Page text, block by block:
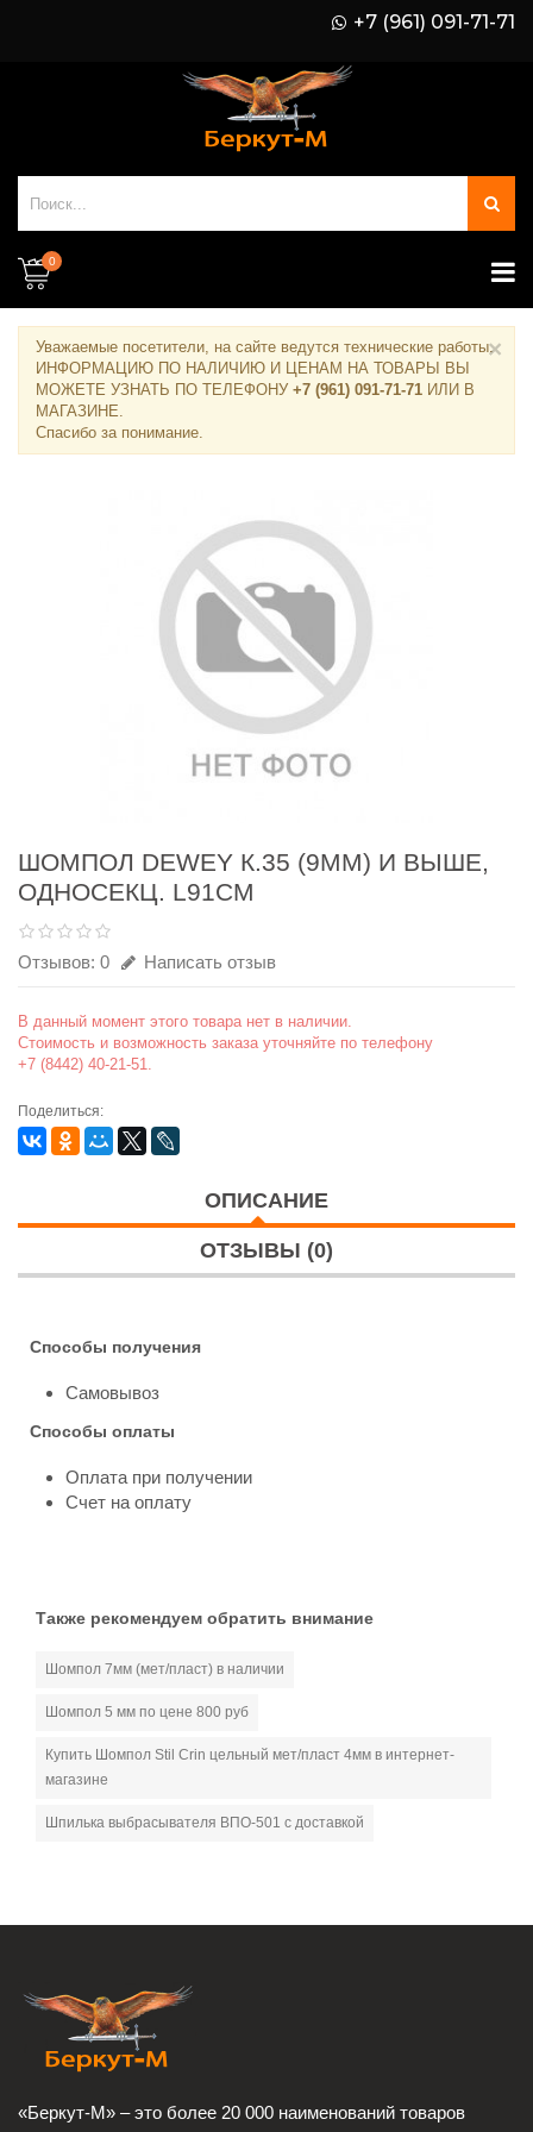
+7 (961) 091-71-71
0
Уважаемые посетители, на сайте ведутся технические работы.
ИНФОРМАЦИЮ ПО НАЛИЧИЮ И ЦЕНАМ НА ТОВАРЫ ВЫ
МОЖЕТЕ УЗНАТЬ ПО ТЕЛЕФОНУ +7 (961) 091-71-71 ИЛИ В
МАГАЗИНЕ.
Спасибо за понимание.
×
ШОМПОЛ DEWEY К.35 (9ММ) И ВЫШЕ,
ОДНОСЕКЦ. L91СМ
Отзывов: 0 Написать отзыв
В данный момент этого товара нет в наличии.
Стоимость и возможность заказа уточняйте по телефону
+7 (8442) 40-21-51.
Поделиться:
ОПИСАНИЕ
ОТЗЫВЫ (0)
Способы получения
Самовывоз
Способы оплаты
Оплата при получении
Счет на оплату
Также рекомендуем обратить внимание
Шомпол 7мм (мет/пласт) в наличии
Шомпол 5 мм по цене 800 руб
Купить Шомпол Stil Crin цельный мет/пласт 4мм в интернет-
магазине
Шпилька выбрасывателя ВПО-501 с доставкой
«Беркут-М» – это более 20 000 наименований товаров